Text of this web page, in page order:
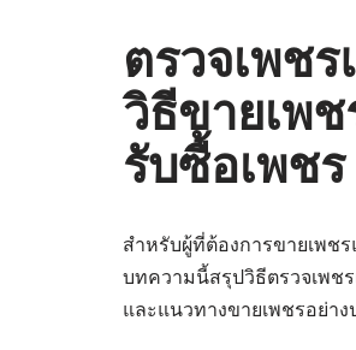
ตรวจเพช
วิธีขายเพ
รับซื้อเพช
สำหรับผู้ที่ต้องการขายเพช
บทความนี้สรุปวิธีตรวจเพช
และแนวทางขายเพชรอย่า